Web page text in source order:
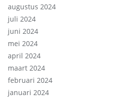
augustus 2024
juli 2024
juni 2024
mei 2024
april 2024
maart 2024
februari 2024
januari 2024